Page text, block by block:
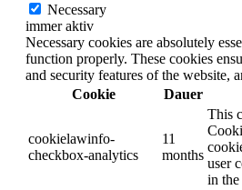
Necessary
immer aktiv
Necessary cookies are absolutely
function properly. These cookies
and security features of the website,
Cookie
Dauer
cookielawinfo-
checkbox-analytics
11
months
This
user
in